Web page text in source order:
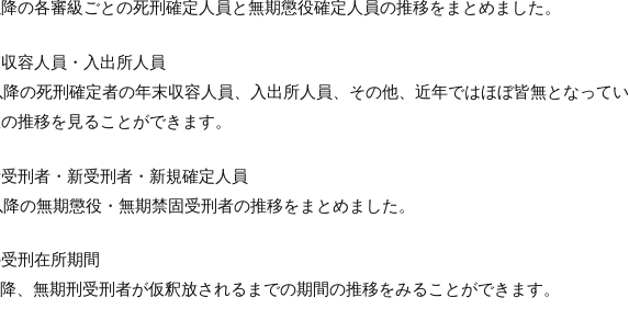
の各審級ごとの死刑確定人員と無期懲役確定人員の推移をまとめました。
人員・入出所人員
の死刑確定者の年末収容人員、入出所人員、その他、近年ではほぼ皆無となってい
推移を見ることができます。
者・新受刑者・新規確定人員
の無期懲役・無期禁固受刑者の推移をまとめました。
刑在所期間
、無期刑受刑者が仮釈放されるまでの期間の推移をみることができます。